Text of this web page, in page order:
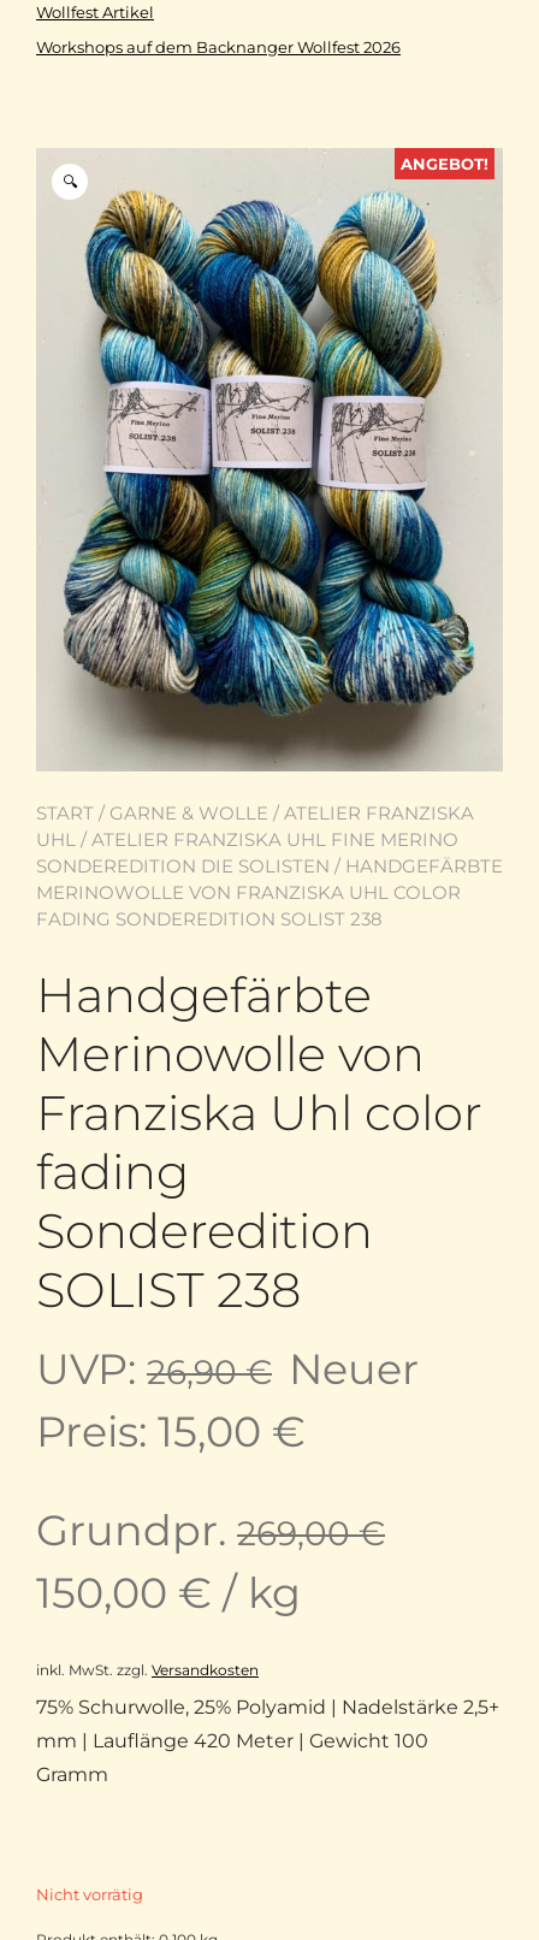
🔍
ANGEBOT!
START / GARNE & WOLLE / ATELIER FRANZISKA
UHL / ATELIER FRANZISKA UHL FINE MERINO
SONDEREDITION DIE SOLISTEN / HANDGEFÄRBTE
MERINOWOLLE VON FRANZISKA UHL COLOR
FADING SONDEREDITION SOLIST 238
Handgefärbte
Merinowolle von
Franziska Uhl color
fading
Sonderedition
SOLIST 238
UVP: 26,90€
Preis
26,90 €
Neuer
Preis: 15,00 €
ist:
Grundpr. 269,00€
150,00 € / kg
inkl. MwSt. zzgl. Versandkosten
75% Schurwolle, 25% Polyamid | Nadelstärke 2,5+
mm | Lauflänge 420 Meter | Gewicht 100
Gramm
Nicht vorrätig
Wollfest Artikel
Workshops auf dem Backnanger Wollfest 2026